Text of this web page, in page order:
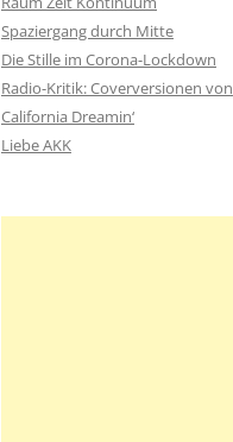
n
a
c
h
:
Spaziergang durch Mitte
Die Stille im Corona-Lockdown
Radio-Kritik: Coverversionen von
California Dreamin‘
Liebe AKK